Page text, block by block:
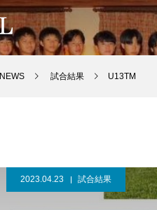
NEWS 試合結果 U13TM
2023.04.23 試合結果